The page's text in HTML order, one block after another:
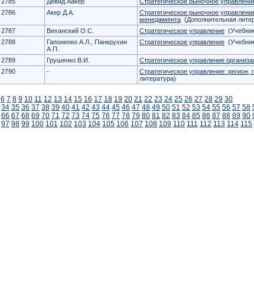
2786
Акер Д.А.
Стратегическое рыночное
менеджмента (Дополнительная
2787
Виханский О.С. Стратегическое управление
2788
Гапоненко А.Л., Панкрухин
А.П.
Стратегическое управление
2789 Грушенко В.И. Стратегическое управление
2790
- Стратегическое управление: регион,
литература)
6 7 8 9 10 11 12 13 14 15 16 17 18 19 20 21 22 23 24 25 26 27 28 29 30
34 35 36 37 38 39 40 41 42 43 44 45 46 47 48 49 50 51 52 53 54 55 56 57 58
66 67 68 69 70 71 72 73 74 75 76 77 78 79 80 81 82 83 84 85 86 87 88 89 90
97 98 99 100 101 102 103 104 105 106 107 108 109 110 111 112 113 114 115